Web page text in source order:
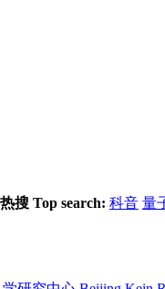
热搜 Top search: 科音 量